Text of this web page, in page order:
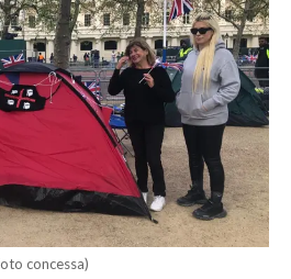
concessa)